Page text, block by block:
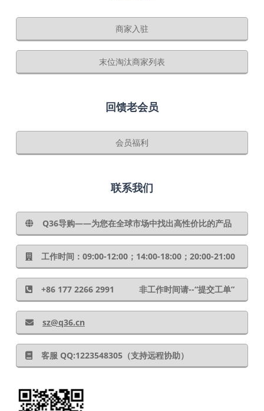
商家入驻
末位淘汰商家列表
回馈老会员
会员福利
联系我们
Q36导购——为您在全球市场中找出高性价比的产品
工作时间：09:00-12:00；14:00-18:00；20:00-21:00
+86 177 2266 2991 非工作时间请--“提交工单”
sz@q36.cn
客服 QQ:1223548305（支持远程协助）